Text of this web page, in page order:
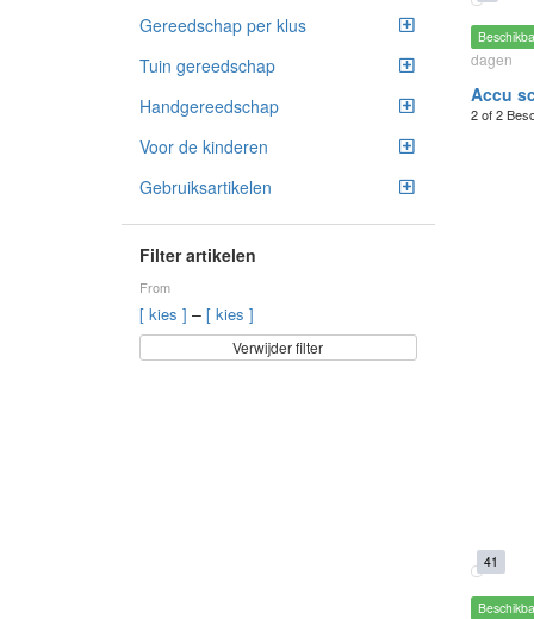
Gereedschap per klus
Tuin gereedschap
Handgereedschap
Voor de kinderen
Gebruiksartikelen
Filter artikelen
From
[ kies ] – [ kies ]
Verwijder filter
dagen
Accu
2 of 2
41